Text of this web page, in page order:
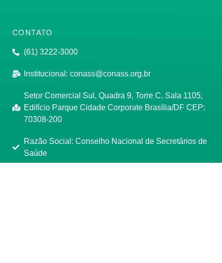
CONTATO
(61) 3222-3000
Institucional: conass@conass.org.br
Setor Comercial Sul, Quadra 9, Torre C, Sala 1105,
Edifício Parque Cidade Corporate Brasília/DF CEP:
70308-200
Razão Social: Conselho Nacional de Secretários de
Saúde